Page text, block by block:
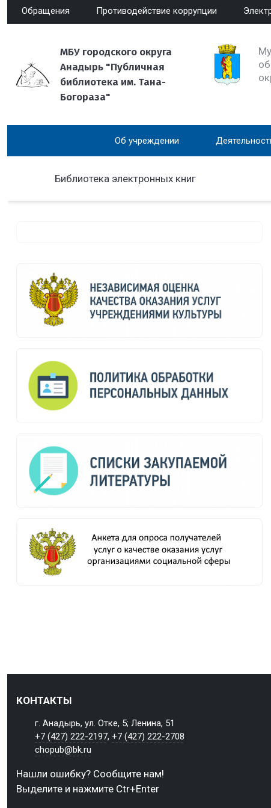
Обращения Противодействие коррупции
МБУ городского округа
Анадырь "Публичная
библиотека им. Тана-
Богораза"
Об учреждении
Библиотека электронных книг
КОНТАКТЫ
г. Анадырь, ул. Отке, 5; Ленина, 51
+7 (427) 222-2197,+7 (427) 222-2708
chopub@bk.ru
Нашли ошибку? Сообщите нам!
Выделите и нажмите Ctr+Enter